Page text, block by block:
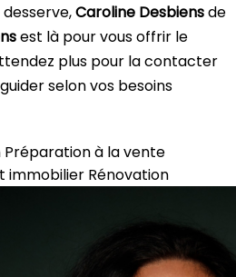
Caroline Desbiensde
est là pour vous offrir le
plus pour la contacter
selon vos besoins
Préparation à la vente
immobilier Rénovation